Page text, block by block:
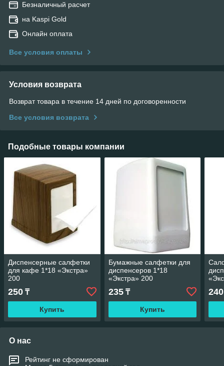
Безналичный расчет
на Kaspi Gold
Онлайн оплата
Все условия оплаты
Условия возврата
Возврат товара в течение 14 дней по договоренности
Все условия возврата
Подобные товары компании
Диспенсерные салфетки
для кафе 1*18 «Экстра»
200
250 ₸
Купить
Бумажные салфетки для
диспенсеров 1*18
«Экстра» 200
235₸
Купить
240
О нас
Рейтинг не сформирован